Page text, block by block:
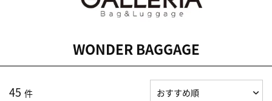
WONDER BAGGAGE
45 件